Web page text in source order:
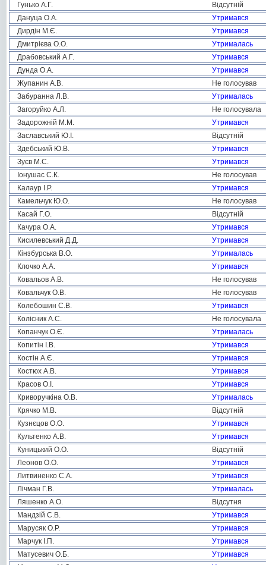
Гунько А.Г.
Відсутній
Дануца О.А.
Утримався
Дирдін М.Є.
Утримався
Дмитрієва О.О.
Утрималась
Драбовський А.Г.
Утримався
Дунда О.А.
Утримався
Жупанин А.В.
Не голосував
Забуранна Л.В.
Утрималась
Загоруйко А.Л.
Не голосувала
Задорожній М.М.
Утримався
Заславський Ю.І.
Відсутній
Здебський Ю.В.
Утримався
Зуєв М.С.
Утримався
Іонушас С.К.
Не голосував
Калаур І.Р.
Утримався
Камельчук Ю.О.
Не голосував
Касай Г.О.
Відсутній
Качура О.А.
Утримався
Кисилевський Д.Д.
Утримався
Кінзбурська В.О.
Утрималась
Клочко А.А.
Утримався
Ковальов А.В.
Не голосував
Ковальчук О.В.
Не голосував
Колебошин С.В.
Утримався
Колісник А.С.
Не голосувала
Копанчук О.Є.
Утрималась
Копитін І.В.
Утримався
Костін А.Є.
Утримався
Костюх А.В.
Утримався
Красов О.І.
Утримався
Криворучкіна О.В.
Утрималась
Крячко М.В.
Відсутній
Кузнєцов О.О.
Утримався
Культенко А.В.
Утримався
Куницький О.О.
Відсутній
Леонов О.О.
Утримався
Литвиненко С.А.
Утримався
Лічман Г.В.
Утрималась
Ляшенко А.О.
Відсутня
Мандзій С.В.
Утримався
Марусяк О.Р.
Утримався
Марчук І.П.
Утримався
Матусевич О.Б.
Утримався